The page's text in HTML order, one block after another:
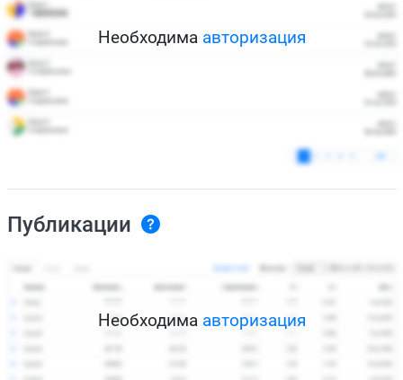
Необходима авторизация
Публикации
Необходима авторизация